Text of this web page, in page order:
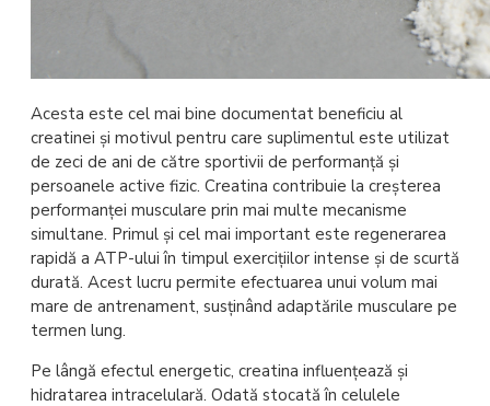
Acesta este cel mai bine documentat beneficiu al
creatinei și motivul pentru care suplimentul este utilizat
de zeci de ani de către sportivii de performanță și
persoanele active fizic. Creatina contribuie la creșterea
performanței musculare prin mai multe mecanisme
simultane. Primul și cel mai important este regenerarea
rapidă a ATP-ului în timpul exercițiilor intense și de scurtă
durată. Acest lucru permite efectuarea unui volum mai
mare de antrenament, susținând adaptările musculare pe
termen lung.
Pe lângă efectul energetic, creatina influențează și
hidratarea intracelulară. Odată stocată în celulele